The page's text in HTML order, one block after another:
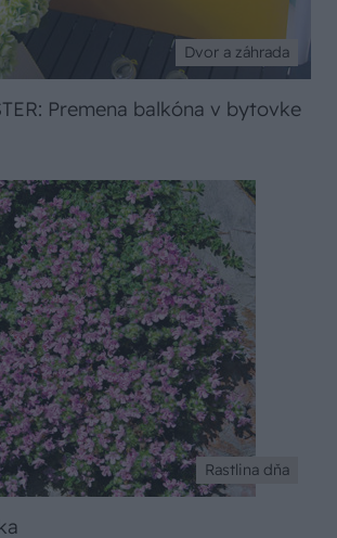
Dvor a záhrada
Premena balkóna v bytovke
Rastlina dňa